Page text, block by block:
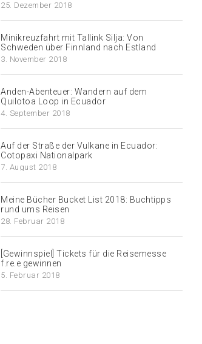
25. Dezember 2018
Minikreuzfahrt mit Tallink Silja: Von
Schweden über Finnland nach Estland
3. November 2018
Anden-Abenteuer: Wandern auf dem
Quilotoa Loop in Ecuador
4. September 2018
Auf der Straße der Vulkane in Ecuador:
Cotopaxi Nationalpark
7. August 2018
Meine Bücher Bucket List 2018: Buchtipps
rund ums Reisen
28. Februar 2018
[Gewinnspiel] Tickets für die Reisemesse
f.re.e gewinnen
5. Februar 2018